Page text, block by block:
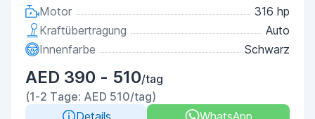
Motor
316 hp
Kraftübertragung
Auto
Innenfarbe
Schwarz
AED 390 - 510/tag
(1-2 Tage: AED 510/tag)
Details
WhatsApp